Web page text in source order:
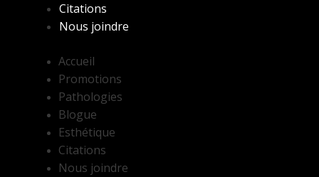
Citations
Nous joindre
Accueil
Promotions
Pathologies
Blogue
Esthétique
Citations
Nous joindre